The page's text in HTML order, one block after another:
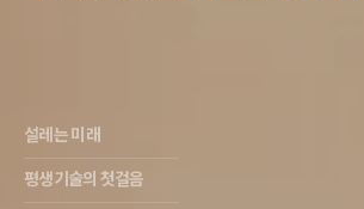
설레는 미래
평생기술의 첫걸음